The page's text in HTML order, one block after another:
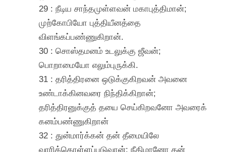
29 : நீடிய சாந்தமுள்ளவன் மகாபுத்திமான்;
முற்கோபியோ புத்தியீனத்தை
விளங்கப்பண்ணுகிறான்.
30 : சொஸ்தமனம் உடலுக்கு ஜீவன்;
பொறாமையோ எலும்புருக்கி.
31 : தரித்திரனை ஒடுக்குகிறவன் அவனை
உண்டாக்கினவரை நிந்திக்கிறான்;
தரித்திரனுக்குத் தயை செய்கிறவனோ அவரைக்
கனம்பண்ணுகிறான்
32 : துன்மார்க்கன் தன் தீமையிலே
வாரிக்கொள்ளப்படுவான்; நீதிமானோ தன்